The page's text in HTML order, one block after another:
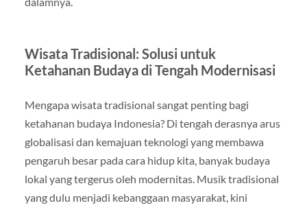
Wisata Tradisional: Solusi untuk
Ketahanan Budaya di Tengah Modernisasi
Mengapa wisata tradisional sangat penting bagi
ketahanan budaya Indonesia? Di tengah derasnya arus
globalisasi dan kemajuan teknologi yang membawa
pengaruh besar pada cara hidup kita, banyak budaya
lokal yang tergerus oleh modernitas. Musik tradisional
yang dulu menjadi kebanggaan masyarakat, kini